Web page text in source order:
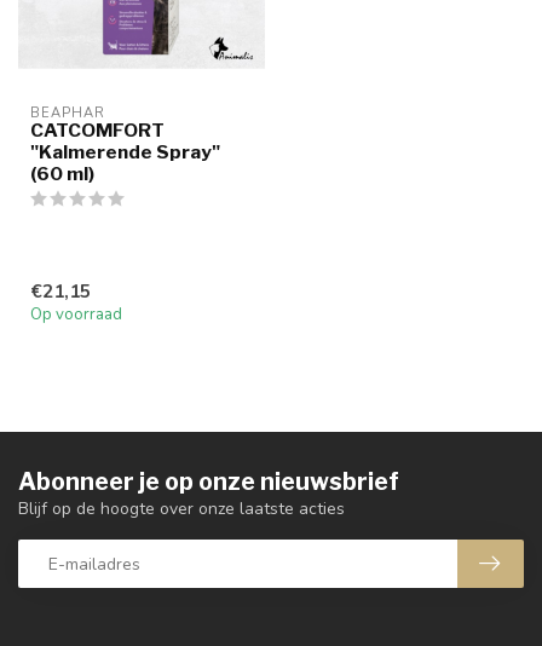
BEAPHAR
CATCOMFORT
"Kalmerende Spray"
(60 ml)
€21,15
Op voorraad
Abonneer je op onze nieuwsbrief
Blijf op de hoogte over onze laatste acties